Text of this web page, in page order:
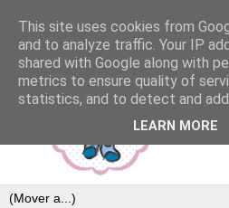
This site uses cookies from
and to analyze traffic. Your IP
shared with Google along with
metrics to ensure quality of
statistics, and to detect and
LEARN MORE